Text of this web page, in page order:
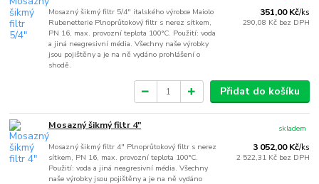
Mosazný šikmý filtr 5/4" italského výrobce Maiolo
Rubenetterie Plnoprůtokový filtr s nerez sítkem,
PN 16, max. provozní teplota 100°C. Použití: voda
a jiná neagresivní média. Všechny naše výrobky
jsou pojištěny a je na ně vydáno prohlášení o
shodě.
351,00 Kč/ks
290,08 Kč bez DPH
Přidat do košíku
Mosazný šikmý filtr 4"
Mosazný šikmý filtr 4" Plnoprůtokový filtr s nerez
sítkem, PN 16, max. provozní teplota 100°C.
Použití: voda a jiná neagresivní média. Všechny
naše výrobky jsou pojištěny a je na ně vydáno
3 052,00 Kč/ks
2 522,31 Kč bez DPH
skladem